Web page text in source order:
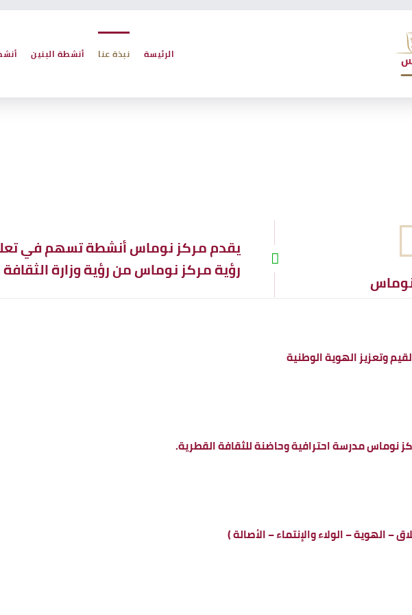
الرئيسة نبذة عنا أنشطة البنين
يقدم مركز نوماس أنشطة تسهم في
رؤية مركز نوماس من رؤية وزارة الثقافة
وتعزيز الهوية الوطنية
نوماس مدرسة احترافية وحاضنة للثقافة القطرية.
– الهوية – الولاء والإنتماء – الأصالة )